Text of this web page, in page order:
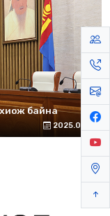
байна
2025.06.13